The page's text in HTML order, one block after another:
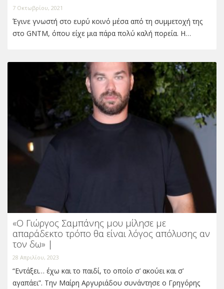
7 Οκτωβρίου, 2021
Έγινε γνωστή στο ευρύ κοινό μέσα από τη συμμετοχή της
στο GNTM, όπου είχε μια πάρα πολύ καλή πορεία. Η…
«O Γιώργος Σαμπάνης μου μίλησε με
απαράδεκτο τρόπο θα είναι λόγος απόλυσης αν
τον δω» |
28 Απριλίου, 2023
“Εντάξει… έχω και το παιδί, το οποίο σ’ ακούει και σ’
αγαπάει”. Την Μαίρη Αργυριάδου συνάντησε ο Γρηγόρης